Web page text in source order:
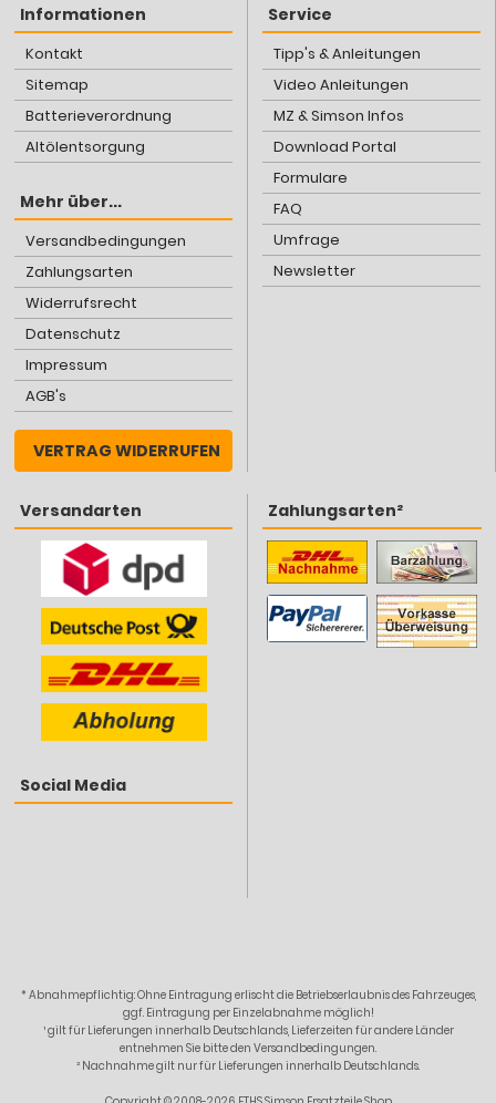
Informationen
Kontakt
Sitemap
Batterieverordnung
Altölentsorgung
Mehr über...
Versandbedingungen
Zahlungsarten
Widerrufsrecht
Datenschutz
Impressum
AGB's
VERTRAG WIDERRUFEN
Service
Tipp's & Anleitungen
Video Anleitungen
MZ & Simson Infos
Download Portal
Formulare
FAQ
Umfrage
Newsletter
Versandarten
Social Media
Zahlungsarten²
* Abnahmepflichtig: Ohne Eintragung erlischt die Betriebserlaubnis des Fahrzeuges,
ggf. Eintragung per Einzelabnahme möglich!
¹ gilt für Lieferungen innerhalb Deutschlands, Lieferzeiten für andere Länder
entnehmen Sie bitte den Versandbedingungen.
² Nachnahme gilt nur für Lieferungen innerhalb Deutschlands.